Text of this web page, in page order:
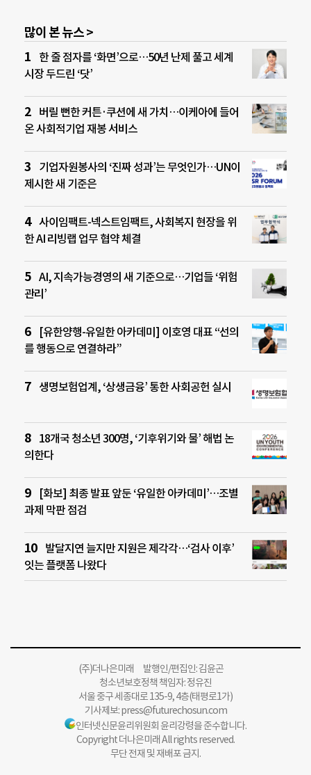
많이 본 뉴스 >
한 줄 점자를 ‘화면’으로…50년 난제 풀고 세계
시장 두드린 ‘닷’
버릴 뻔한 커튼·쿠션에 새 가치…이케아에 들어
온 사회적기업 재봉 서비스
기업자원봉사의 ‘진짜 성과’는 무엇인가…UN이
제시한 새 기준은
사이임팩트-넥스트임팩트, 사회복지 현장을 위
한 AI 리빙랩 업무 협약 체결
AI, 지속가능경영의 새 기준으로…기업들 ‘위험
관리’
[유한양행-유일한 아카데미] 이호영 대표 “선의
를 행동으로 연결하라”
생명보험업계, ‘상생금융’ 통한 사회공헌 실시
18개국 청소년 300명, ‘기후위기와 물’ 해법 논
의한다
[화보] 최종 발표 앞둔 ‘유일한 아카데미’…조별
과제 막판 점검
발달지연 늘지만 지원은 제각각…‘검사 이후’
잇는 플랫폼 나왔다
(주)더나은미래 발행인/편집인: 김윤곤
청소년보호정책 책임자: 정유진
서울 중구 세종대로 135-9, 4층(태평로1가)
기사제보:press@futurechosun.com
인터넷신문윤리위원회 윤리강령을 준수합니다.
Copyright 더나은미래 All rights reserved.
무단 전재 및 재배포 금지.